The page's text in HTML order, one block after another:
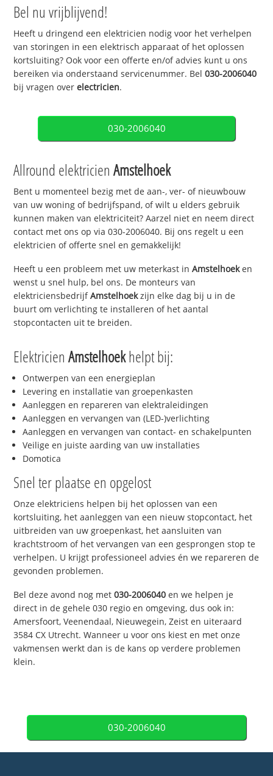
Bel nu vrijblijvend!
Heeft u dringend een elektricien nodig voor het verhelpen
van storingen in een elektrisch apparaat of het oplossen
kortsluiting? Ook voor een offerte en/of advies kunt u ons
bereiken via onderstaand servicenummer. Bel030-2006040
bij vragen overelectricien.
030-2006040
Allround elektricienAmstelhoek
Bent u momenteel bezig met de aan-, ver- of nieuwbouw
van uw woning of bedrijfspand, of wilt u elders gebruik
kunnen maken van elektriciteit? Aarzel niet en neem direct
contact met ons op via 030-2006040. Bij ons regelt u een
elektricien of offerte snel en gemakkelijk!
Heeft u een probleem met uw meterkast inAmstelhoeken
wenst u snel hulp, bel ons. De monteurs van
elektriciensbedrijfAmstelhoekzijn elke dag bij u in de
buurt om verlichting te installeren of het aantal
stopcontacten uit te breiden.
ElektricienAmstelhoekhelpt bij:
Ontwerpen van een energieplan
Levering en installatie van groepenkasten
Aanleggen en repareren van elektraleidingen
Aanleggen en vervangen van (LED-)verlichting
Aanleggen en vervangen van contact- en schakelpunten
Veilige en juiste aarding van uw installaties
Domotica
Snel ter plaatse en opgelost
Onze elektriciens helpen bij het oplossen van een
kortsluiting, het aanleggen van een nieuw stopcontact, het
uitbreiden van uw groepenkast, het aansluiten van
krachtstroom of het vervangen van een gesprongen stop te
verhelpen. U krijgt professioneel advies én we repareren de
gevonden problemen.
Bel deze avond nog met030-2006040 en we helpen je
direct in de gehele 030 regio en omgeving, dus ook in:
Amersfoort, Veenendaal, Nieuwegein, Zeist en uiteraard
3584 CX Utrecht. Wanneer u voor ons kiest en met onze
vakmensen werkt dan is de kans op verdere problemen
klein.
030-2006040